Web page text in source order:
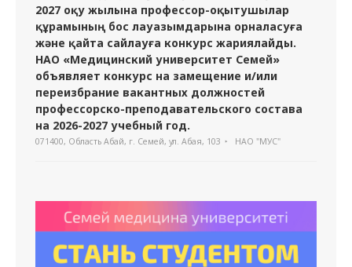
2027 оқу жылына профессор-оқытушылар
құрамының бос лауазымдарына орналасуға
және қайта сайлауға конкурс жариялайды.
НАО «Медицинский университет Семей»
объявляет конкурс на замещение и/или
переизбрание вакантных должностей
профессорско-преподавательского состава
на 2026-2027 учебный год.
071400, Область Абай, г. Семей, ул. Абая, 103 НАО "МУС"